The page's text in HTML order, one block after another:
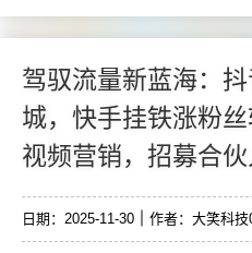
系统，玩家通过游戏轻松赚
收溢，提取门槛低。试玩
戏，轻松赚钱任意试玩小
戏，得虹包。一个游戏1-20
不等，收溢可观。提取快速
无限制任意金额都可提取，
驾驭流量新蓝海：
城，快手挂铁涨粉
视频营销，招募合
日期：2025-11-30 作者：大笑科技